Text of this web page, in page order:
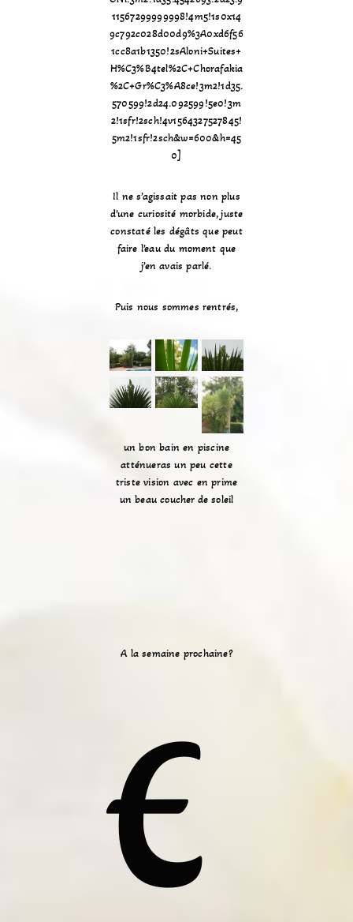
11567299999998!4m5!1s0x14
9c792c028d00d9%3A0xd6f56
1cc8a1b1350!2sAloni+Suites+
H%C3%B4tel%2C+Chorafakia
%2C+Gr%C3%A8ce!3m2!1d35.
570599!2d24.092599!5e0!3m
2!1sfr!2sch!4v1564327527845!
5m2!1sfr!2sch&w=600&h=45
0]
Il ne s’agissait pas non plus
d’une curiosité morbide, juste
constaté les dégâts que peut
faire l’eau du moment que
j’en avais parlé.
Puis nous sommes rentrés,
un bon bain en piscine
atténueras un peu cette
triste vision avec en prime
un beau coucher de soleil
A la semaine prochaine?
E